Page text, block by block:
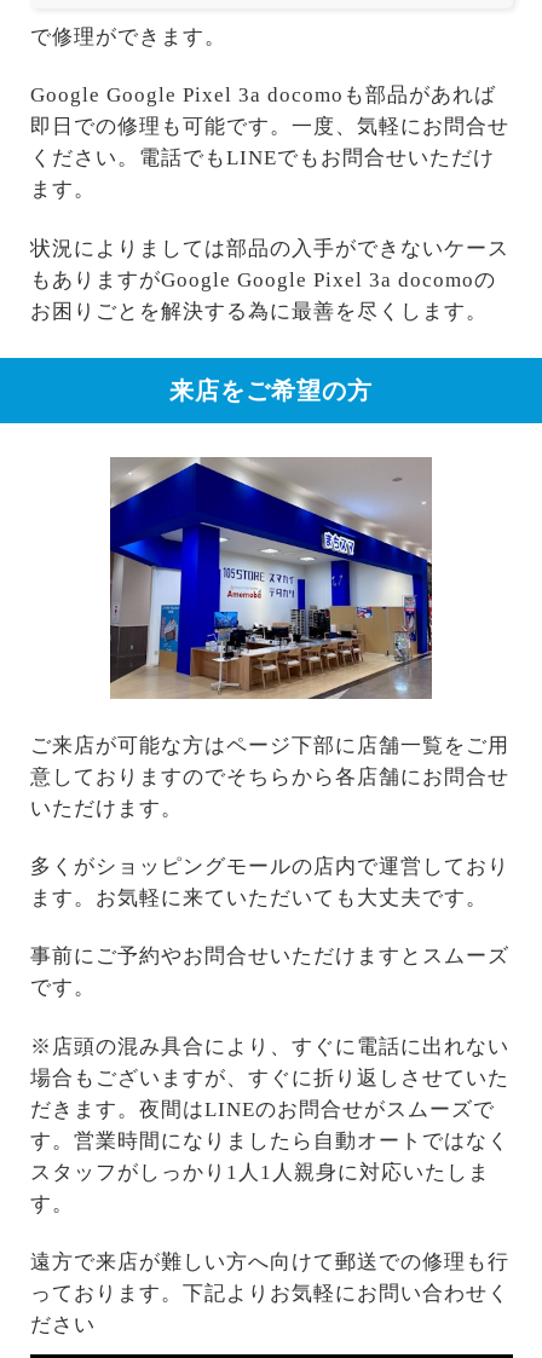
で修理ができます。
Google Google Pixel 3a docomoも部品があれば
即日での修理も可能です。一度、気軽にお問合せ
ください。電話でもLINEでもお問合せいただけ
ます。
状況によりましては部品の入手ができないケース
もありますがGoogle Google Pixel 3a docomoの
お困りごとを解決する為に最善を尽くします。
来店をご希望の方
ご来店が可能な方はページ下部に店舗一覧をご用
意しておりますのでそちらから各店舗にお問合せ
いただけます。
多くがショッピングモールの店内で運営しており
ます。お気軽に来ていただいても大丈夫です。
事前にご予約やお問合せいただけますとスムーズ
です。
※店頭の混み具合により、すぐに電話に出れない
場合もございますが、すぐに折り返しさせていた
だきます。夜間はLINEのお問合せがスムーズで
す。営業時間になりましたら自動オートではなく
スタッフがしっかり1人1人親身に対応いたしま
す。
遠方で来店が難しい方へ向けて郵送での修理も行
っております。下記よりお気軽にお問い合わせく
ださい